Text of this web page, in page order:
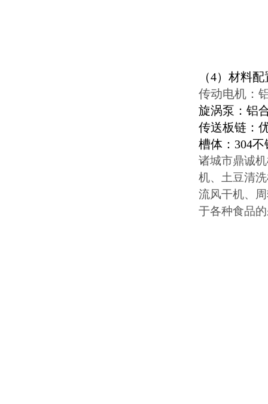
（4）材料配
传动电机：
旋涡泵：铝
传送板链：
槽体：304
诸城市鼎诚
机、土豆清
流风干机、
于各种食品